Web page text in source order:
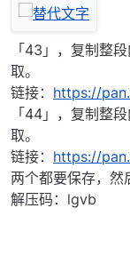
「43」，复制整
取。
链接： https://
「44」，复制整
取。
链接： https://
两个都要保存，然
解压码：lgvb